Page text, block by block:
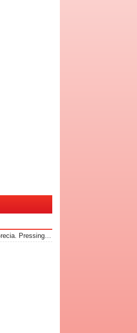
RadioBari - Dickmann saluta: va in Grecia. Pressing Catanzaro per Dorval, Vicari piace ad una pugliese